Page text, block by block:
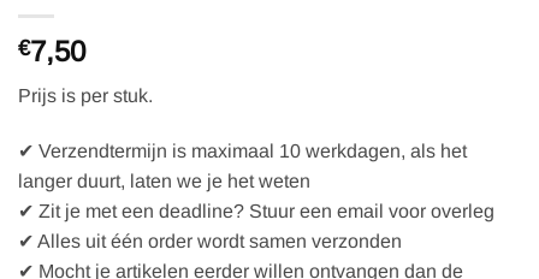
€7,50
Prijs is per stuk.
✔ Verzendtermijn is maximaal 10 werkdagen, als het
langer duurt, laten we je het weten
✔ Zit je met een deadline? Stuur een email voor overleg
✔ Alles uit één order wordt samen verzonden
✔ Mocht je artikelen eerder willen ontvangen dan de